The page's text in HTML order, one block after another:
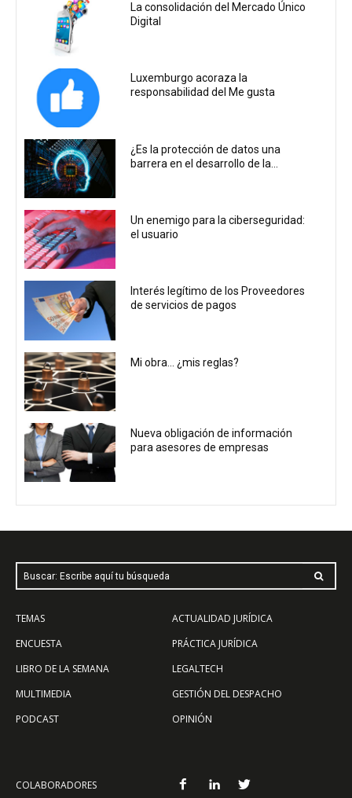
La consolidación del Mercado Único
Digital
Luxemburgo acoraza la
responsabilidad del Me gusta
¿Es la protección de datos una
barrera en el desarrollo de la...
Un enemigo para la ciberseguridad:
el usuario
Interés legítimo de los Proveedores
de servicios de pagos
Mi obra… ¿mis reglas?
Nueva obligación de información
para asesores de empresas
Buscar: Escribe aquí tu búsqueda
TEMAS
ENCUESTA
LIBRO DE LA SEMANA
MULTIMEDIA
PODCAST
ACTUALIDAD JURÍDICA
PRÁCTICA JURÍDICA
LEGALTECH
GESTIÓN DEL DESPACHO
OPINIÓN
COLABORADORES